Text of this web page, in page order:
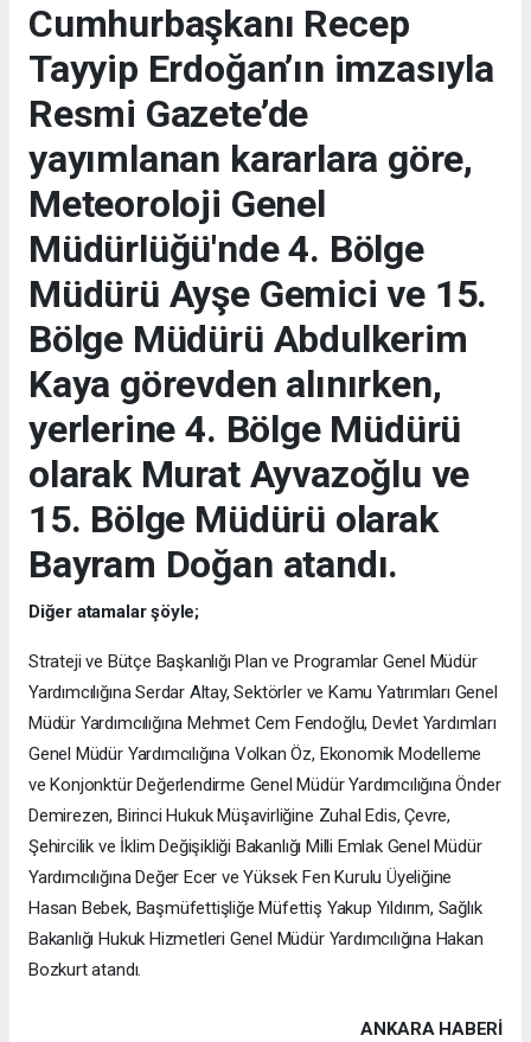
Cumhurbaşkanı Recep
Tayyip Erdoğan’ın imzasıyla
Resmi Gazete’de
yayımlanan kararlara göre,
Meteoroloji Genel
Müdürlüğü'nde 4. Bölge
Müdürü Ayşe Gemici ve 15.
Bölge Müdürü Abdulkerim
Kaya görevden alınırken,
yerlerine 4. Bölge Müdürü
olarak Murat Ayvazoğlu ve
15. Bölge Müdürü olarak
Bayram Doğan atandı.
Diğer atamalar şöyle;
Strateji ve Bütçe Başkanlığı Plan ve Programlar Genel Müdür
Yardımcılığına Serdar Altay, Sektörler ve Kamu Yatırımları Genel
Müdür Yardımcılığına Mehmet Cem Fendoğlu, Devlet Yardımları
Genel Müdür Yardımcılığına Volkan Öz, Ekonomik Modelleme
ve Konjonktür Değerlendirme Genel Müdür Yardımcılığına Önder
Demirezen, Birinci Hukuk Müşavirliğine Zuhal Edis, Çevre,
Şehircilik ve İklim Değişikliği Bakanlığı Milli Emlak Genel Müdür
Yardımcılığına Değer Ecer ve Yüksek Fen Kurulu Üyeliğine
Hasan Bebek, Başmüfettişliğe Müfettiş Yakup Yıldırım, Sağlık
Bakanlığı Hukuk Hizmetleri Genel Müdür Yardımcılığına Hakan
Bozkurt atandı.
ANKARA HABERİ